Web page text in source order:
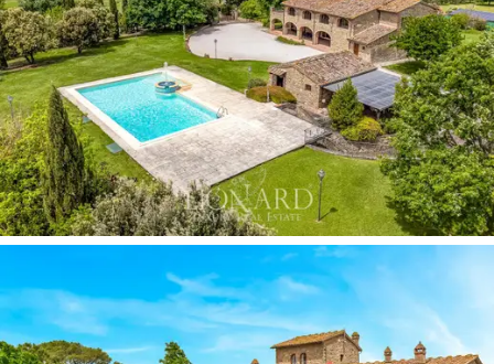
den Garten, eine zweite Küche mit Holzofen und ein
Badezimmer mit Dusche diese Ebene.
Im ersten Stock befindet sich ein Wohnzimmer mit
Kamin mit Zugang zur Terrasse, während der
Schlafbereich aus drei Doppelzimmern besteht, eines
davon mit Whirlpool, zwei Durchgangszimmern mit Bad,
und ein ganz besonderes Doppelzimmer im Turm des
Hauses,das einen herrlichen Panoramablick bietet.
Das Nebengebäude mit seinem Schlafzimmer mit
Doppelbett und eigenem Bad sorgt für zusätzlichen
Komfort und Privatsphäre für die Gäste.